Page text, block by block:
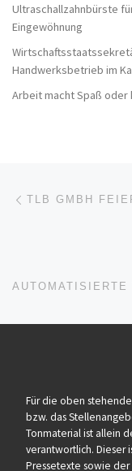
Ultraschallzahnbürste
Eingewöhnung
Handwerksbetrieb im
Arbeit macht Spaß oder
Für die oben
bzw. das
Tonmaterial ist allein
verantwortlich. Dieser
Pressetexte sowie